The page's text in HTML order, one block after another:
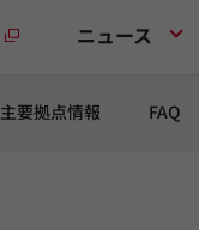
ニュース
主要拠点情報 FAQ